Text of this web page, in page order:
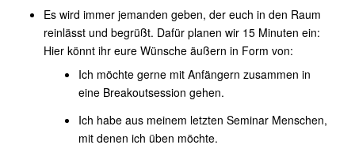
Es wird immer jemanden geben, der euch in den Raum
reinlässt und begrüßt. Dafür planen wir 15 Minuten ein:
Hier könnt ihr eure Wünsche äußern in Form von:
Ich möchte gerne mit Anfängern zusammen in
eine Breakoutsession gehen.
Ich habe aus meinem letzten Seminar Menschen,
mit denen ich üben möchte.